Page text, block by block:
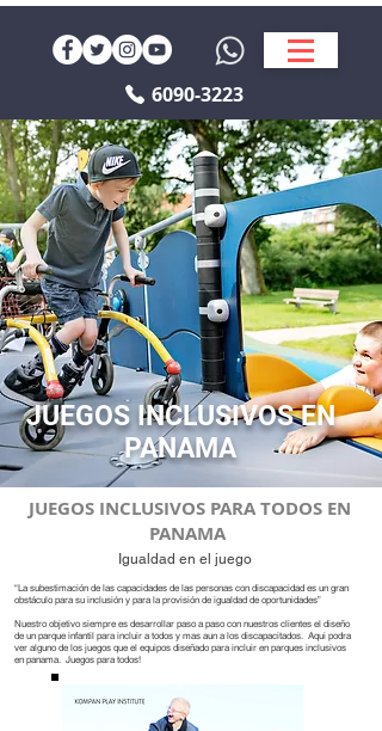
6090-3223
JUEGOS INCLUSIVOS EN
PANAMA
JUEGOS INCLUSIVOS PARA TODOS EN
PANAMA
Igualdad en el juego
“La subestimación de las capacidades de las personas con discapacidad es un gran
obstáculo para su inclusión y para la provisión de igualdad de oportunidades”
Nuestro objetivo siempre es desarrollar paso a paso con nuestros clientes el diseño
de un parque infantil para incluir a todos y mas aun a los discapacitados. Aqui podra
ver alguno de los juegos que el equipos diseñado para incluir en parques inclusivos
en panama. Juegos para todos!